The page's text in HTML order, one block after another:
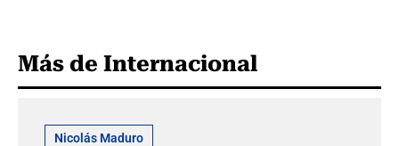
Más de Internacional
Nicolás Maduro